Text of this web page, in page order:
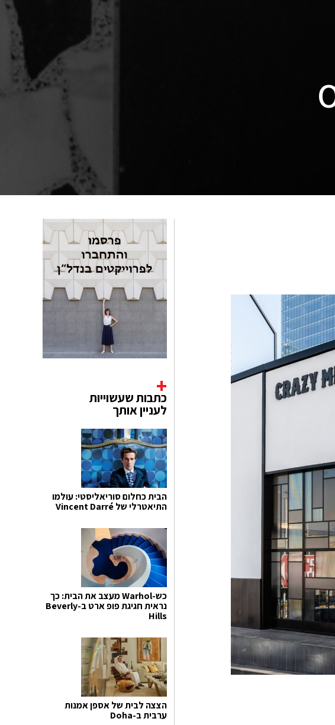
כתבות שעשוייות
לעניין אותך
הבית כחלום סוריאליסטי: עולמו
התיאטרלי של Vincent Darré
כש-Warhol מעצב את הבית: כך
נראית חגיגת פופ ארט ב-Beverly
Hills
הצצה לבית של אספן אמנות
ערבית ב-Doha